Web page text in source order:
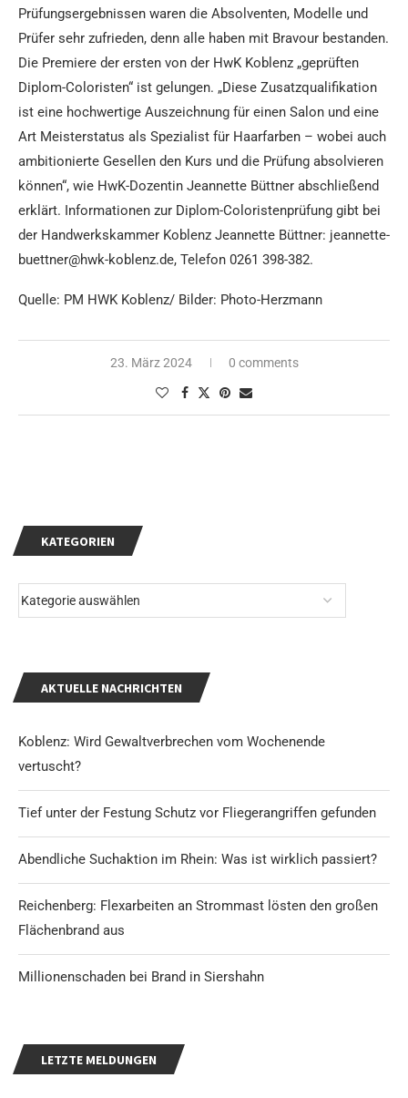
Prüfungsergebnissen waren die Absolventen, Modelle und
Prüfer sehr zufrieden, denn alle haben mit Bravour bestanden.
Die Premiere der ersten von der HwK Koblenz „geprüften
Diplom-Coloristen“ ist gelungen. „Diese Zusatzqualifikation
ist eine hochwertige Auszeichnung für einen Salon und eine
Art Meisterstatus als Spezialist für Haarfarben – wobei auch
ambitionierte Gesellen den Kurs und die Prüfung absolvieren
können“, wie HwK-Dozentin Jeannette Büttner abschließend
erklärt. Informationen zur Diplom-Coloristenprüfung gibt bei
der Handwerkskammer Koblenz Jeannette Büttner: jeannette-
buettner@hwk-koblenz.de, Telefon 0261 398-382.
Quelle: PM HWK Koblenz/ Bilder: Photo-Herzmann
23. März 2024 0 comments
KATEGORIEN
AKTUELLE NACHRICHTEN
Koblenz: Wird Gewaltverbrechen vom Wochenende
vertuscht?
Tief unter der Festung Schutz vor Fliegerangriffen gefunden
Abendliche Suchaktion im Rhein: Was ist wirklich passiert?
Reichenberg: Flexarbeiten an Strommast lösten den großen
Flächenbrand aus
Millionenschaden bei Brand in Siershahn
LETZTE MELDUNGEN